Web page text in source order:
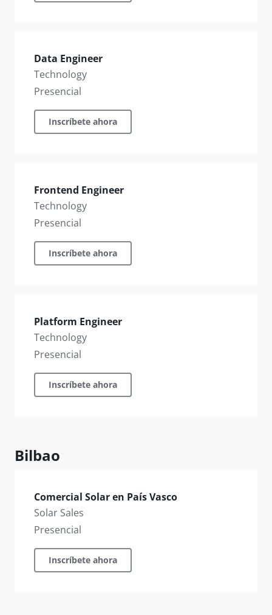
Data Engineer
Technology
Presencial
Inscríbete ahora
Frontend Engineer
Technology
Presencial
Inscríbete ahora
Platform Engineer
Technology
Presencial
Inscríbete ahora
Bilbao
Comercial Solar en País Vasco
Solar Sales
Presencial
Inscríbete ahora